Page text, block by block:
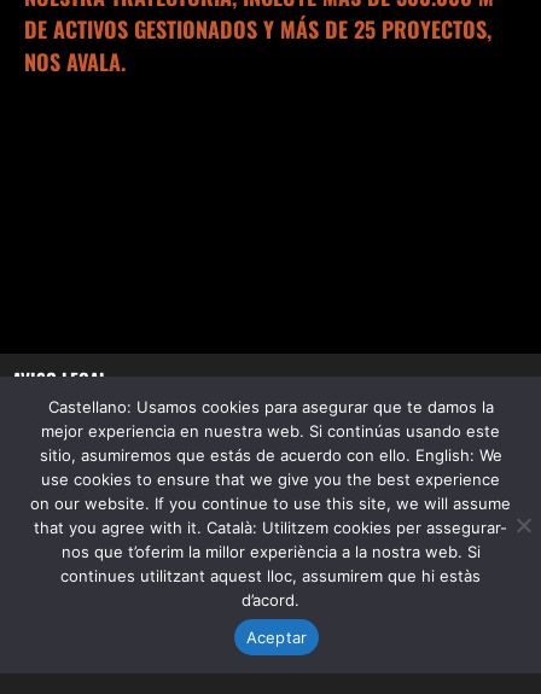
DE ACTIVOS GESTIONADOS Y MÁS DE 25 PROYECTOS,
NOS AVALA.
AVISO LEGAL
POLÍTICA DE PRIVACIDAD
POLÍTICA DE COOKIES
En Ralfas Consulting acompañamos y asesoramos a nuestros
clientes en la gestión integral de sus instalaciones,
garantizando el óptimo funcionamiento, mantenimiento,
sostenibilidad y gestión energética en todos sus edificios.
Castellano: Usamos cookies para asegurar que te damos la
mejor experiencia en nuestra web. Si continúas usando este
sitio, asumiremos que estás de acuerdo con ello. English: We
use cookies to ensure that we give you the best experience
on our website. If you continue to use this site, we will assume
that you agree with it. Català: Utilitzem cookies per assegurar-
nos que t’oferim la millor experiència a la nostra web. Si
continues utilitzant aquest lloc, assumirem que hi estàs
d’acord.
Aceptar